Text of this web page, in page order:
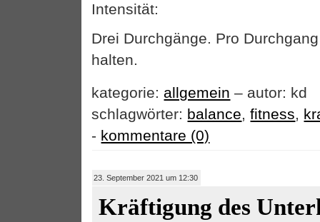
Intensität:
Drei Durchgänge. Pro
halten.
kategorie: allgemein – autor: kd
schlagwörter: balance,fitness,
- kommentare (0)
23. September 2021 um 12:30
Kräftigung des